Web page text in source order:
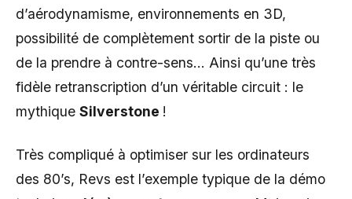
d’aérodynamisme, environnements en 3D,
possibilité de complètement sortir de la piste ou
de la prendre à contre-sens… Ainsi qu’une très
fidèle retranscription d’un véritable circuit : le
mythique Silverstone !
Très compliqué à optimiser sur les ordinateurs
des 80’s, Revs est l’exemple typique de la démo